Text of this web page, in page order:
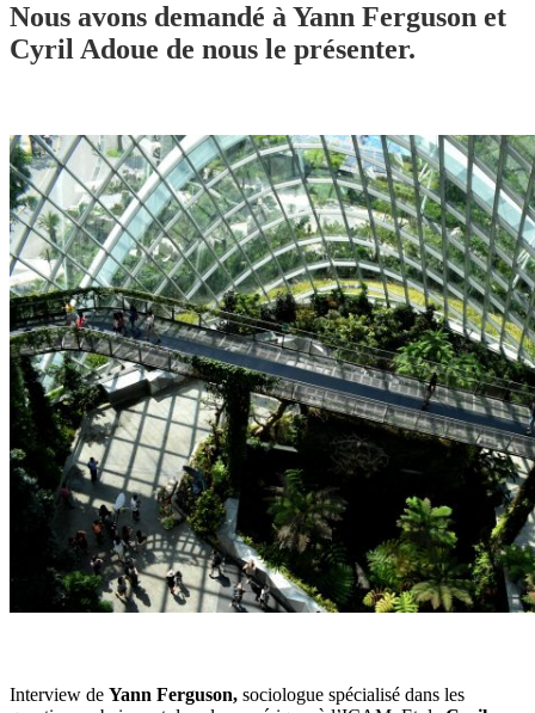
Nous avons demandé à Yann Ferguson et
Cyril Adoue de nous le présenter.
Interview de Yann Ferguson, sociologue spécialisé dans les